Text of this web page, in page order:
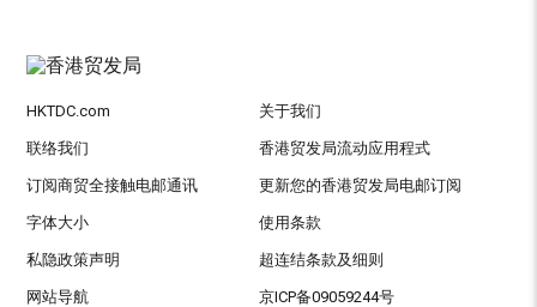
HKTDC.com 关于我们
联络我们 香港贸发局流动应用程式
订阅商贸全接触电邮通讯 更新您的香港贸发局电邮订阅
字体大小 使用条款
私隐政策声明 超连结条款及细则
网站导航 京ICP备09059244号